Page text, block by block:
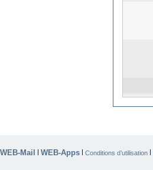
WEB-Mail | WEB-Apps | Conditions d’utilisation |